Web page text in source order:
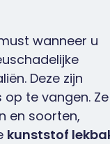
wanneer u
Deze zijn
te vangen. Ze
en soorten,
kunststof